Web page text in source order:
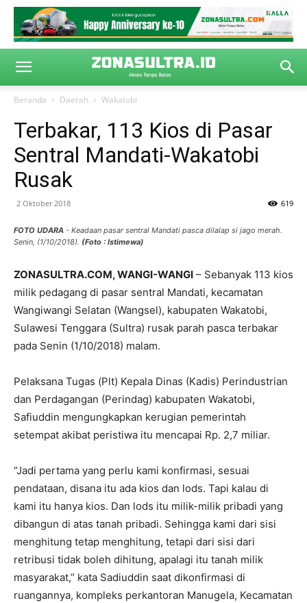
Beranda Daerah Wakatobi
Terbakar, 113 Kios di Pasar
Sentral Mandati-Wakatobi
Rusak
2 Oktober 2018 619
FOTO UDARA - Keadaan pasar sentral Mandati pasca dilalap si jago merah.
Senin, (1/10/2018). (Foto : Istimewa)
ZONASULTRA.COM, WANGI-WANGI – Sebanyak 113 kios
milik pedagang di pasar sentral Mandati, kecamatan
Wangiwangi Selatan (Wangsel), kabupaten Wakatobi,
Sulawesi Tenggara (Sultra) rusak parah pasca terbakar
pada Senin (1/10/2018) malam.
Pelaksana Tugas (Plt) Kepala Dinas (Kadis) Perindustrian
dan Perdagangan (Perindag) kabupaten Wakatobi,
Safiuddin mengungkapkan kerugian pemerintah
setempat akibat peristiwa itu mencapai Rp. 2,7 miliar.
“Jadi pertama yang perlu kami konfirmasi, sesuai
pendataan, disana itu ada kios dan lods. Tapi kalau di
kami itu hanya kios. Dan lods itu milik-milik pribadi yang
dibangun di atas tanah pribadi. Sehingga kami dari sisi
menghitung tetap menghitung, tetapi dari sisi dari
retribusi tidak boleh dihitung, apalagi itu tanah milik
masyarakat,” kata Sadiuddin saat dikonfirmasi di
ruangannya, kompleks perkantoran Manugela, Kecamatan